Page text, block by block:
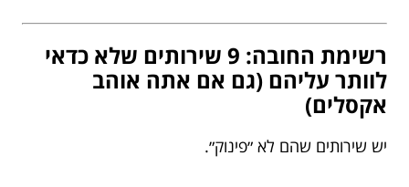
רשימת החובה: 9 שירותים שלא כדאי
לוותר עליהם (גם אם אתה אוהב
אקסלים)
יש שירותים שהם לא ״פינוק״.